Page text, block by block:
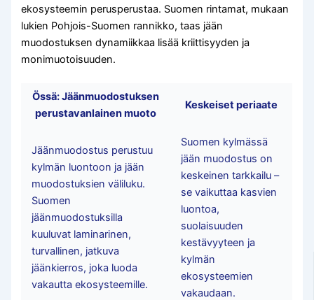
ekosysteemin perusperustaa. Suomen rintamat, mukaan
lukien Pohjois-Suomen rannikko, taas jään
muodostuksen dynamiikkaa lisää kriittisyyden ja
monimuotoisuuden.
Össä: Jäänmuodostuksen
perustavanlainen muoto
Keskeiset periaate
Jäänmuodostus perustuu
kylmän luontoon ja jään
muodostuksien väliluku.
Suomen
jäänmuodostuksilla
kuuluvat laminarinen,
turvallinen, jatkuva
jäänkierros, joka luoda
vakautta ekosysteemille.
Suomen kylmässä
jään muodostus on
keskeinen tarkkailu –
se vaikuttaa kasvien
luontoa,
suolaisuuden
kestävyyteen ja
kylmän
ekosysteemien
vakaudaan.